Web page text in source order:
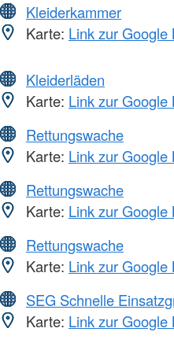
Kleiderkammer
Karte: Link zur Google
Kleiderläden
Karte: Link zur Google
Rettungswache
Karte: Link zur Google
Rettungswache
Karte: Link zur Google
Rettungswache
Karte: Link zur Google
SEG Schnelle
Karte: Link zur Google